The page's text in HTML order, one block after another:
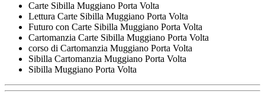
Carte Sibilla Muggiano Porta Volta
Lettura Carte Sibilla Muggiano Porta Volta
Futuro con Carte Sibilla Muggiano Porta Volta
Cartomanzia Carte Sibilla Muggiano Porta Volta
corso di Cartomanzia Muggiano Porta Volta
Sibilla Cartomanzia Muggiano Porta Volta
Sibilla Muggiano Porta Volta